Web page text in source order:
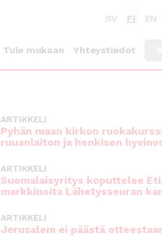
SV FI EN
Tule mukaan Yhteystiedot
ARTIKKELI
Pyhän maan kirkon
ruuanlaiton ja henkisen
ARTIKKELI
Suomalaisyritys koputtelee
markkinoita Lähetysseuran
ARTIKKELI
Jerusalem ei päästä